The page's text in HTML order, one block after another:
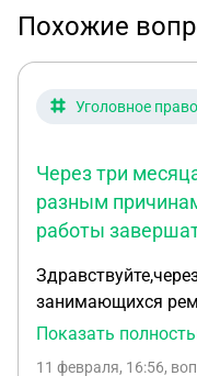
Похожие
Уголовное право
Через три
разным
работы
занимающихся
мессенджер
Показать
11 февраля, 16:56,